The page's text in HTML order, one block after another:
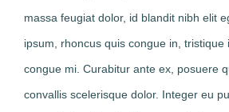
massa feugiat dolor, id blandit nibh elit
ipsum, rhoncus quis congue in, tristique
congue mi. Curabitur ante ex, posuere
convallis scelerisque dolor. Integer eu